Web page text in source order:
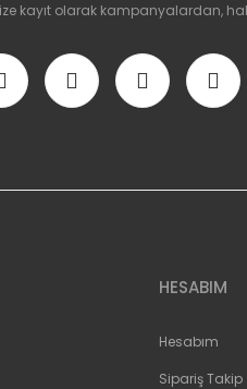
kayıt olarak kampanyalardan,
HESABIM
Hesabım
Sipariş Takip